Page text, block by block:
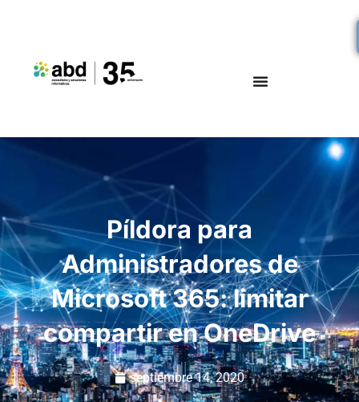
Píldora para
Administradores de
Microsoft 365: limitar
compartir en OneDrive
septiembre 14, 2020